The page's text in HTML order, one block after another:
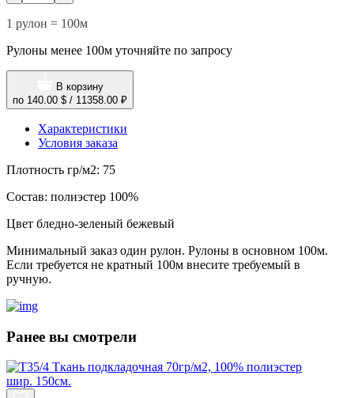
1 рулон = 100м
Рулоны менее 100м уточняйте по запросу
В корзину
по 140.00 $ / 11358.00 ₽
Характеристики
Условия заказа
Плотность гр/м2: 75
Состав: полиэстер 100%
Цвет бледно-зеленый бежевый
Минимальный заказ один рулон. Рулоны в основном 100м.
Если требуется не кратный 100м внесите требуемый в
ручную.
Ранее вы смотрели